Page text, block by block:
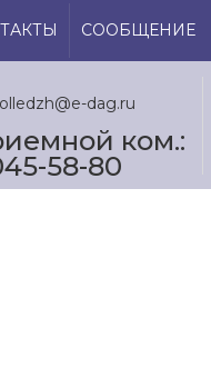
СООБЩЕНИЕ
dag.ru
ком.:
58-80